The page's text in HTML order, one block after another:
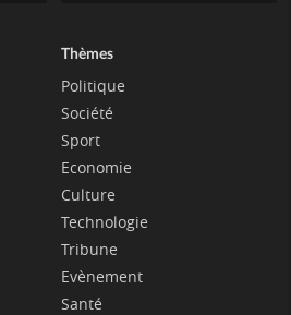
Thèmes
Politique
Société
Sport
Economie
Culture
Technologie
Tribune
Evènement
Santé